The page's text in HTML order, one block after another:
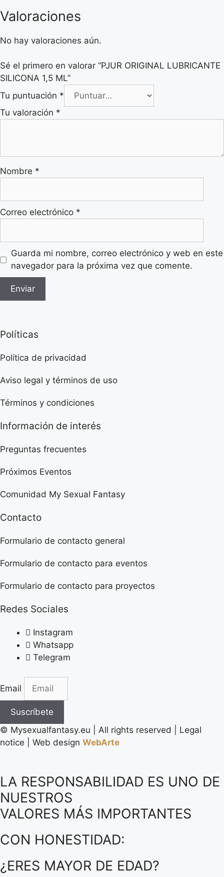
Valoraciones
No hay valoraciones aún.
Sé el primero en valorar “PJUR ORIGINAL LUBRICANTE
SILICONA 1,5 ML”
Tu puntuación *
Tu valoración *
Nombre *
Correo electrónico *
Guarda mi nombre, correo electrónico y web en este
navegador para la próxima vez que comente.
Políticas
Política de privacidad
Aviso legal y términos de uso
Términos y condiciones
Información de interés
Preguntas frecuentes
Próximos Eventos
Comunidad My Sexual Fantasy
Contacto
Formulario de contacto general
Formulario de contacto para eventos
Formulario de contacto para proyectos
Redes Sociales
Instagram
Whatsapp
Telegram
Email
Suscríbete
©️ Mysexualfantasy.eu | All rights reserved | Legal
notice | Web design WebArte
LA RESPONSABILIDAD ES UNO DE
NUESTROS
VALORES MÁS IMPORTANTES
CON HONESTIDAD:
¿ERES MAYOR DE EDAD?